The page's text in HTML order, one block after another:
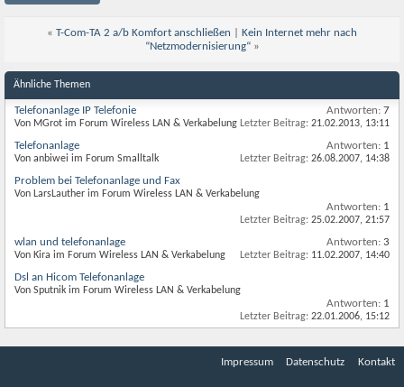
« T-Com-TA 2 a/b Komfort anschließen
Kein Internet mehr nach
“Netzmodernisierung“ »
Ähnliche Themen
Telefonanlage IP Telefonie
Von MGrot im Forum Wireless LAN & Verkabelung
Antworten: 7
Letzter Beitrag: 21.02.2013, 13:11
Telefonanlage
Von anbiwei im Forum Smalltalk
Antworten: 1
Letzter Beitrag: 26.08.2007, 14:38
Problem bei Telefonanlage und Fax
Von LarsLauther im Forum Wireless LAN & Verkabelung
Antworten: 1
Letzter Beitrag: 25.02.2007, 21:57
wlan und telefonanlage
Von Kira im Forum Wireless LAN & Verkabelung
Antworten: 3
Letzter Beitrag: 11.02.2007, 14:40
Dsl an Hicom Telefonanlage
Von Sputnik im Forum Wireless LAN & Verkabelung
Antworten: 1
Letzter Beitrag: 22.01.2006, 15:12
Impressum Datenschutz Kontakt